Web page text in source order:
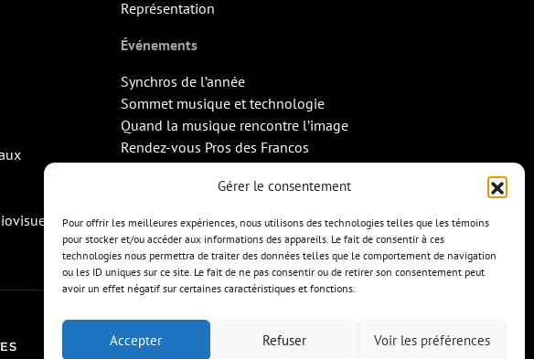
Gérer le consentement
Pour offrir les meilleures expériences, nous utilisons des technologies telles que les témoins
pour stocker et/ou accéder aux informations des appareils. Le fait de consentir à ces
technologies nous permettra de traiter des données telles que le comportement de navigation
ou les ID uniques sur ce site. Le fait de ne pas consentir ou de retirer son consentement peut
avoir un effet négatif sur certaines caractéristiques et fonctions.
Accepter Refuser Voir les préférences
Représentation
Événements
Synchros de l’année
Sommet musique et technologie
Quand la musique rencontre l’image
Rendez-vous Pros des Francos
ÉVÉNEMENTS ENGLISH